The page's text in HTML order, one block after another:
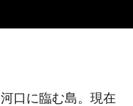
口に臨む島。現在